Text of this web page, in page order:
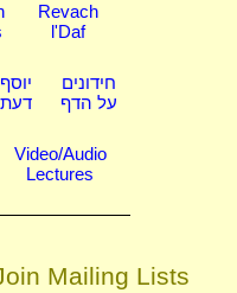
Revach
l'Daf
יוסף
דעת
חידונים
על הדף
Video/Audio
Lectures
Mailing Lists